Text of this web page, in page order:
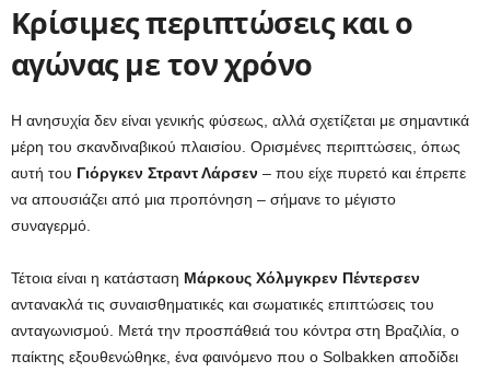
Κρίσιμες περιπτώσεις και ο
αγώνας με τον χρόνο
Η ανησυχία δεν είναι γενικής φύσεως, αλλά σχετίζεται με σημαντικά
μέρη του σκανδιναβικού πλαισίου. Ορισμένες περιπτώσεις, όπως
αυτή του Γιόργκεν Στραντ Λάρσεν – που είχε πυρετό και έπρεπε
να απουσιάζει από μια προπόνηση – σήμανε το μέγιστο
συναγερμό.
Τέτοια είναι η κατάσταση Μάρκους Χόλμγκρεν Πέντερσεν
αντανακλά τις συναισθηματικές και σωματικές επιπτώσεις του
ανταγωνισμού. Μετά την προσπάθειά του κόντρα στη Βραζιλία, ο
παίκτης εξουθενώθηκε, ένα φαινόμενο που ο Solbakken αποδίδει